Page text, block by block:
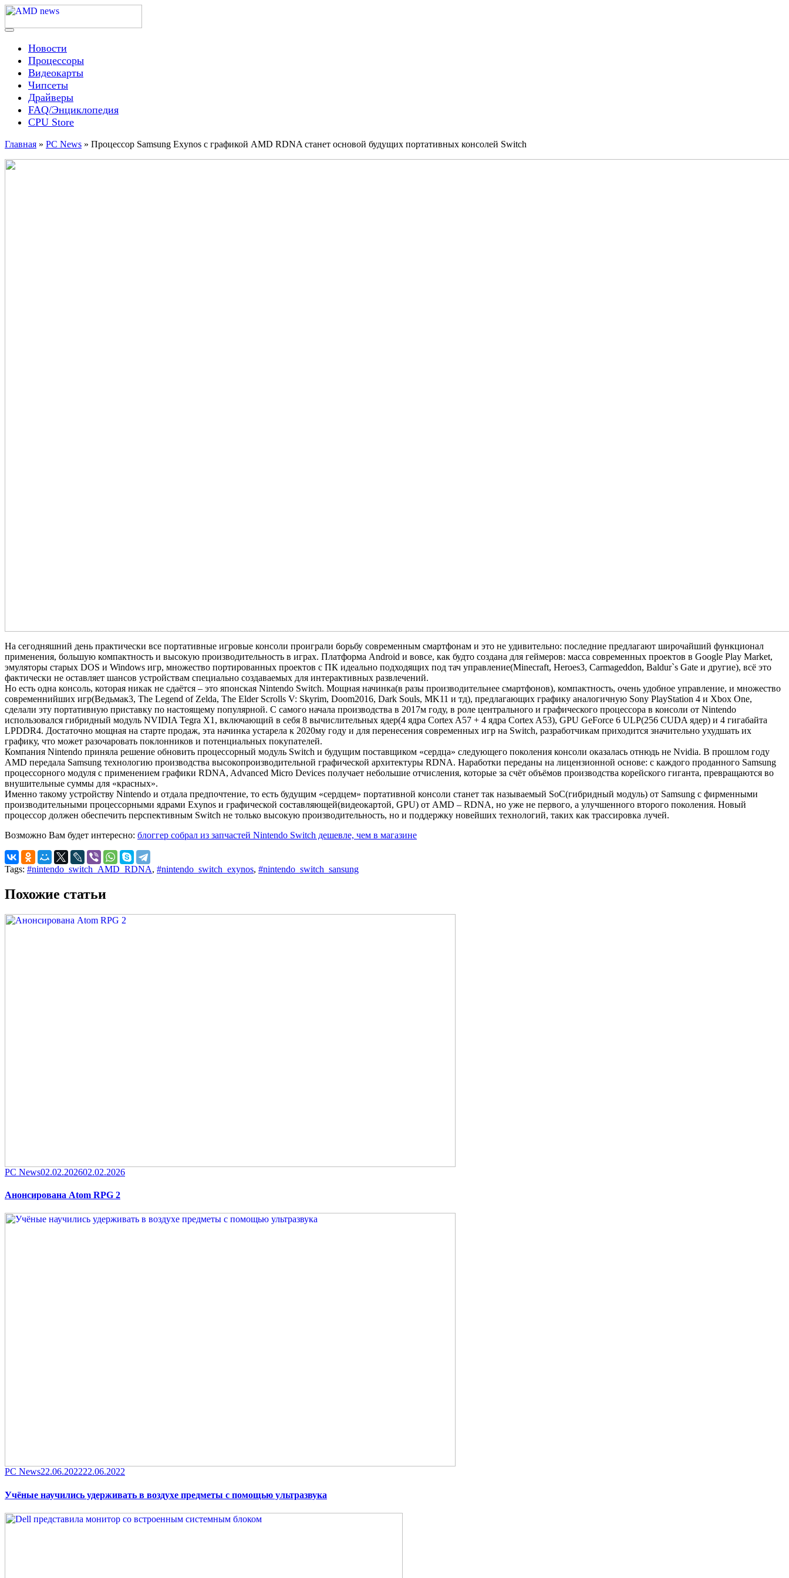
Skip
content
AMD news
Menu
Новости
Процессоры
Видеокарты
Чипсеты
Драйверы
FAQ/Энциклопедия
CPU Store
Главная » PC News » Процессор Samsung Exynos с графикой AMD RDNA станет основой будущих портативных консолей Switch
На сегодняшний день практически все портативные игровые консоли проиграли борьбу современным смартфонам и это не удивительно: последние предлагают широчайший функционал
применения, большую компактность и высокую производительность в играх. Платформа Android и вовсе, как будто создана для геймеров: масса современных проектов в Google Play Market,
эмуляторы старых DOS и Windows игр, множество портированных проектов с ПК идеально подходящих под тач управление(Minecraft, Heroes3, Carmageddon, Baldur`s Gate и другие), всё это
фактически не оставляет шансов устройствам специально создаваемых для интерактивных развлечений.
Но есть одна консоль, которая никак не сдаётся – это японская Nintendo Switch. Мощная начинка(в разы производительнее смартфонов), компактность, очень удобное управление, и множество
современнийших игр(Ведьмак3, The Legend of Zelda, The Elder Scrolls V: Skyrim, Doom2016, Dark Souls, MK11 и тд), предлагающих графику аналогичную Sony PlayStation 4 и Xbox One,
сделали эту портативную приставку по настоящему популярной. С самого начала производства в 2017м году, в роле центрального и графического процессора в консоли от Nintendo
использовался гибридный модуль NVIDIA Tegra X1, включающий в себя 8 вычислительных ядер(4 ядра Cortex A57 + 4 ядра Cortex A53), GPU GeForce 6 ULP(256 CUDA ядер) и 4 гигабайта
LPDDR4. Достаточно мощная на старте продаж, эта начинка устарела к 2020му году и для перенесения современных игр на Switch, разработчикам приходится значительно ухудшать их
графику, что может разочаровать поклонников и потенциальных покупателей.
Компания Nintendo приняла решение обновить процессорный модуль Switch и будущим поставщиком «сердца» следующего поколения консоли оказалась отнюдь не Nvidia. В прошлом году
AMD передала Samsung технологию производства высокопроизводительной графической архитектуры RDNA. Наработки переданы на лицензионной основе: с каждого проданного Samsung
процессорного модуля с применением графики RDNA, Advanced Micro Devices получает небольшие отчисления, которые за счёт объёмов производства корейского гиганта, превращаются во
внушительные суммы для «красных».
Именно такому устройству Nintendo и отдала предпочтение, то есть будущим «сердцем» портативной консоли станет так называемый SoC(гибридный модуль) от Samsung с фирменными
производительными процессорными ядрами Exynos и графической составляющей(видеокартой, GPU) от AMD – RDNA, но уже не первого, а улучшенного второго поколения. Новый
процессор должен обеспечить перспективным Switch не только высокую производительность, но и поддержку новейших технологий, таких как трассировка лучей.
Возможно Вам будет интересно: блоггер собрал из запчастей Nintendo Switch дешевле, чем в магазине
Tags: #nintendo_switch_AMD_RDNA, #nintendo_switch_exynos, #nintendo_switch_sansung
Похожие статьи
Category
PC NewsPosted
02.02.202602.02.2026
Анонсирована Atom RPG 2
Category
PC NewsPosted
22.06.202222.06.2022
Учёные научились удерживать в воздухе предметы с помощью ультразвука